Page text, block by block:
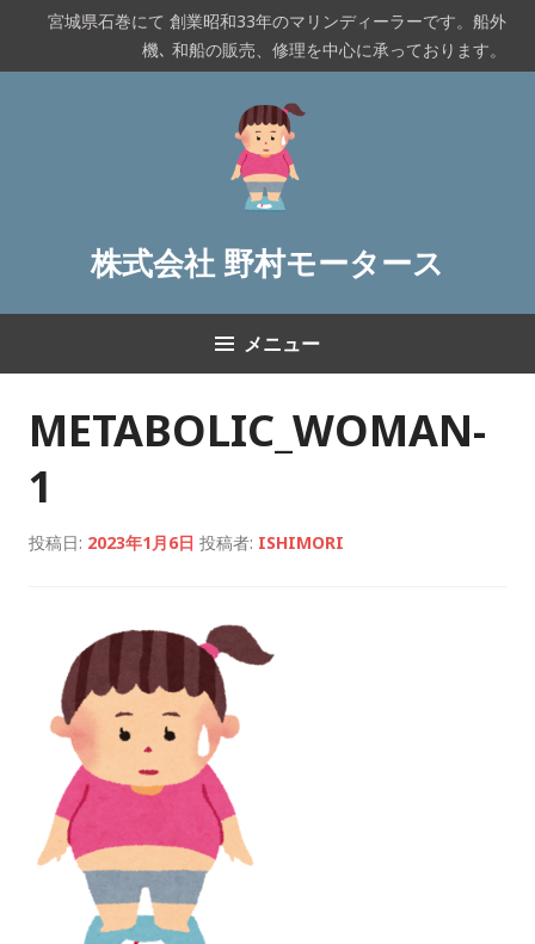
テ
宮城県石巻にて 創業昭和33年のマリンディーラーです。船外
機､ 和船の販売、修理を中心に承っております。
株式会社 野村モータース
メニュー
METABOLIC_WOMAN-
1
投稿日: 2023年1月6日 投稿者: ISHIMORI